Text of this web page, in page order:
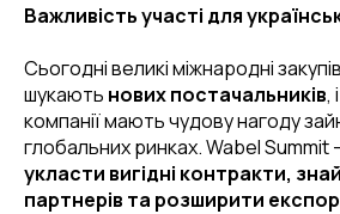
Важливість участі для
Сьогодні великі міжнародні
шукають нових постачальників,
компанії мають чудову нагоду
глобальних ринках. Wabel Summit
укласти вигідні контракти,
партнерів та розширити